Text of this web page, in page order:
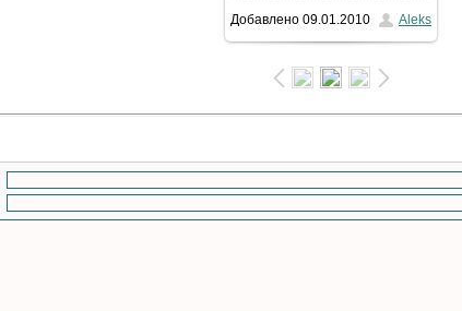
768x1024/ 272.8Kb
Добавлено 09.01.2010 Aleks